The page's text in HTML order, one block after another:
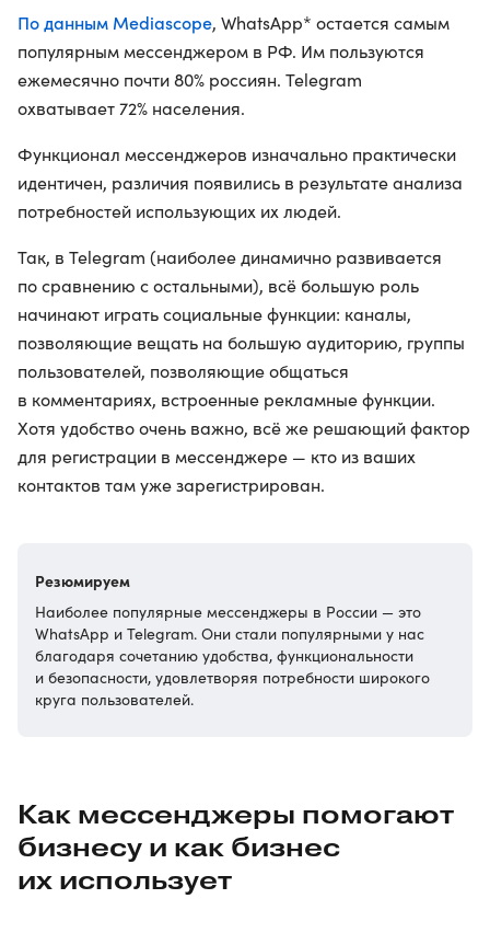
По данным Mediascope, WhatsApp* остается самым
популярным мессенджером в РФ. Им пользуются
ежемесячно почти 80% россиян. Telegram
охватывает 72% населения.
Функционал мессенджеров изначально практически
идентичен, различия появились в результате анализа
потребностей использующих их людей.
Так, в Telegram (наиболее динамично развивается
по сравнению с остальными), всё большую роль
начинают играть социальные функции: каналы,
позволяющие вещать на большую аудиторию, группы
пользователей, позволяющие общаться
в комментариях, встроенные рекламные функции.
Хотя удобство очень важно, всё же решающий фактор
для регистрации в мессенджере — кто из ваших
контактов там уже зарегистрирован.
Резюмируем
Наиболее популярные мессенджеры в России — это
WhatsApp и Telegram. Они стали популярными у нас
благодаря сочетанию удобства, функциональности
и безопасности, удовлетворяя потребности широкого
круга пользователей.
Как мессенджеры помогают
бизнесу и как бизнес
их использует